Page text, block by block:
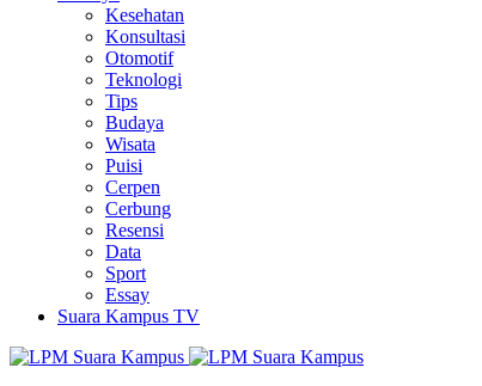
Kesehatan
Konsultasi
Otomotif
Teknologi
Tips
Budaya
Wisata
Puisi
Cerpen
Cerbung
Resensi
Data
Sport
Essay
Suara Kampus TV